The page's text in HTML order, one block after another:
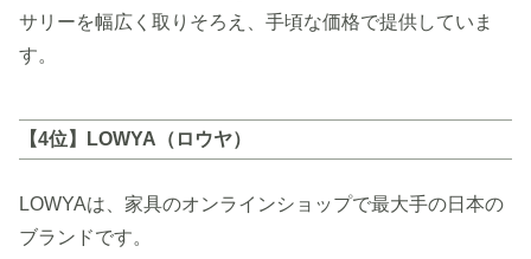
サリーを幅広く取りそろえ、手頃な価格で提供していま
す。
【4位】LOWYA（ロウヤ）
LOWYAは、家具のオンラインショップで最大手の日本の
ブランドです。